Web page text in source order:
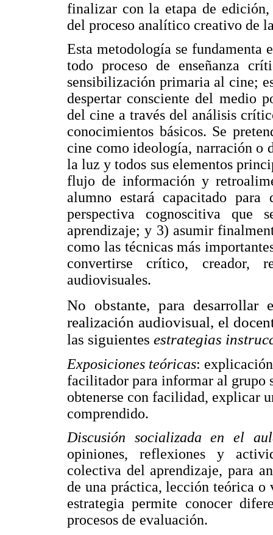
finalizar con la etapa de
del proceso analítico creativo de
Esta metodología se fundamenta
todo proceso de enseñanza
sensibilización primaria al cine;
despertar consciente del medio
del cine a través del análisis
conocimientos básicos. Se
cine como ideología, narración o
la luz y todos sus elementos
flujo de información y
alumno estará capacitado
perspectiva cognoscitiva que
aprendizaje; y 3) asumir
como las técnicas más
convertirse crítico, creador,
audiovisuales.
No obstante, para desarrollar
realización audiovisual, el
las siguientes estrategias
Exposiciones teóricas:
facilitador para informar al grupo
obtenerse con facilidad, explicar
comprendido.
Discusión socializada en el
opiniones, reflexiones y
colectiva del aprendizaje, para
de una práctica, lección teórica
estrategia permite conocer
procesos de evaluación.